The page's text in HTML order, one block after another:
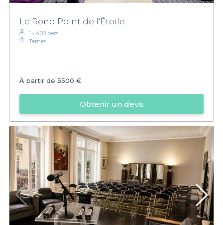
Le Rond Point de l'Étoile
1 - 400 pers.
Ternes
À partir de 5500 €
Obtenir un devis